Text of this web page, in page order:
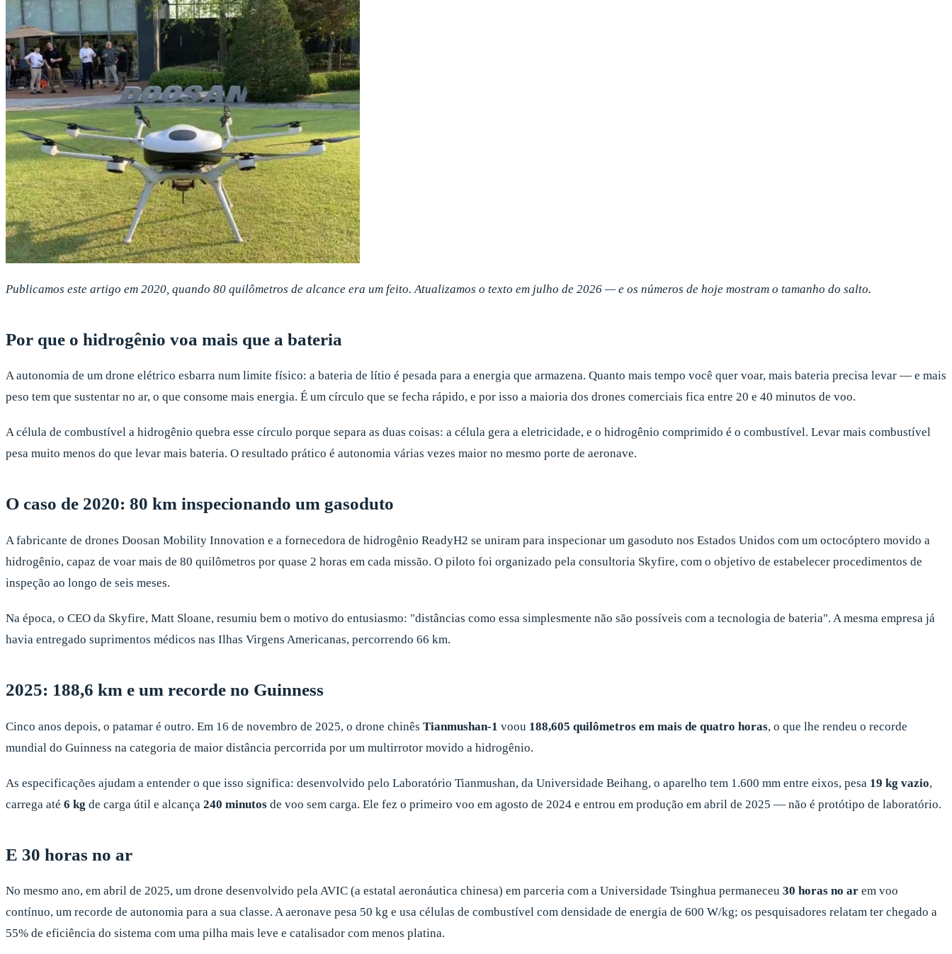
Publicamos este artigo em 2020, quando 80 quilômetros de alcance era um feito. Atualizamos o texto em julho de 2026 — e os números de hoje mostram o tamanho do salto.
Por que o hidrogênio voa mais que a bateria
A autonomia de um drone elétrico esbarra num limite físico: a bateria de lítio é pesada para a energia que armazena. Quanto mais tempo você quer voar, mais bateria precisa levar — e mais
peso tem que sustentar no ar, o que consome mais energia. É um círculo que se fecha rápido, e por isso a maioria dos drones comerciais fica entre 20 e 40 minutos de voo.
A célula de combustível a hidrogênio quebra esse círculo porque separa as duas coisas: a célula gera a eletricidade, e o hidrogênio comprimido é o combustível. Levar mais combustível
pesa muito menos do que levar mais bateria. O resultado prático é autonomia várias vezes maior no mesmo porte de aeronave.
O caso de 2020: 80 km inspecionando um gasoduto
A fabricante de drones Doosan Mobility Innovation e a fornecedora de hidrogênio ReadyH2 se uniram para inspecionar um gasoduto nos Estados Unidos com um octocóptero movido a
hidrogênio, capaz de voar mais de 80 quilômetros por quase 2 horas em cada missão. O piloto foi organizado pela consultoria Skyfire, com o objetivo de estabelecer procedimentos de
inspeção ao longo de seis meses.
Na época, o CEO da Skyfire, Matt Sloane, resumiu bem o motivo do entusiasmo: "distâncias como essa simplesmente não são possíveis com a tecnologia de bateria". A mesma empresa já
havia entregado suprimentos médicos nas Ilhas Virgens Americanas, percorrendo 66 km.
2025: 188,6 km e um recorde no Guinness
Cinco anos depois, o patamar é outro. Em 16 de novembro de 2025, o drone chinês Tianmushan-1 voou 188,605 quilômetros em mais de quatro horas, o que lhe rendeu o recorde
mundial do Guinness na categoria de maior distância percorrida por um multirrotor movido a hidrogênio.
As especificações ajudam a entender o que isso significa: desenvolvido pelo Laboratório Tianmushan, da Universidade Beihang, o aparelho tem 1.600 mm entre eixos, pesa 19 kg vazio,
carrega até 6 kg de carga útil e alcança 240 minutos de voo sem carga. Ele fez o primeiro voo em agosto de 2024 e entrou em produção em abril de 2025 — não é protótipo de laboratório.
E 30 horas no ar
No mesmo ano, em abril de 2025, um drone desenvolvido pela AVIC (a estatal aeronáutica chinesa) em parceria com a Universidade Tsinghua permaneceu 30 horas no ar em voo
contínuo, um recorde de autonomia para a sua classe. A aeronave pesa 50 kg e usa células de combustível com densidade de energia de 600 W/kg; os pesquisadores relatam ter chegado a
55% de eficiência do sistema com uma pilha mais leve e catalisador com menos platina.